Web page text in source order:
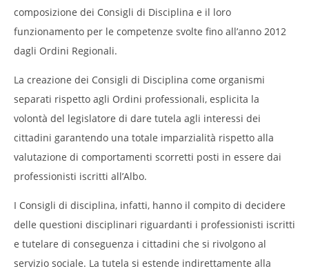
composizione dei Consigli di Disciplina e il loro
funzionamento per le competenze svolte fino all’anno 2012
dagli Ordini Regionali.
La creazione dei Consigli di Disciplina come organismi
separati rispetto agli Ordini professionali, esplicita la
volontà del legislatore di dare tutela agli interessi dei
cittadini garantendo una totale imparzialità rispetto alla
valutazione di comportamenti scorretti posti in essere dai
professionisti iscritti all’Albo.
I Consigli di disciplina, infatti, hanno il compito di decidere
delle questioni disciplinari riguardanti i professionisti iscritti
e tutelare di conseguenza i cittadini che si rivolgono al
servizio sociale. La tutela si estende indirettamente alla